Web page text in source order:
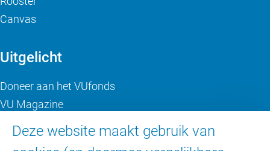
Deze website maakt gebruik van
Canvas
Uitgelicht
Doneer aan het VUfonds
VU Magazine